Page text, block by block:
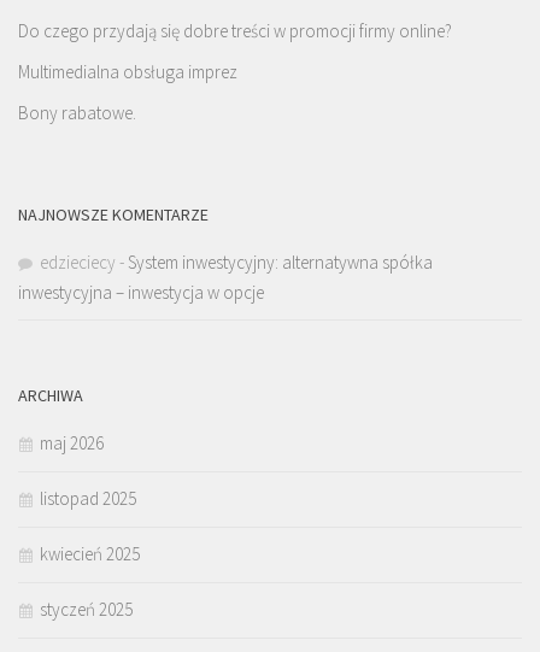
Do czego przydają się dobre treści w promocji firmy online?
Multimedialna obsługa imprez
Bony rabatowe.
NAJNOWSZE KOMENTARZE
edzieciecy - System inwestycyjny: alternatywna spółka
inwestycyjna – inwestycja w opcje
ARCHIWA
maj 2026
listopad 2025
kwiecień 2025
styczeń 2025